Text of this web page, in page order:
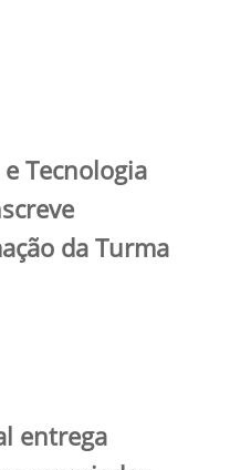
Tecnologia
da Turma
entrega